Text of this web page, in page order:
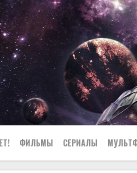
ФИЛЬМЫ СЕРИАЛЫ